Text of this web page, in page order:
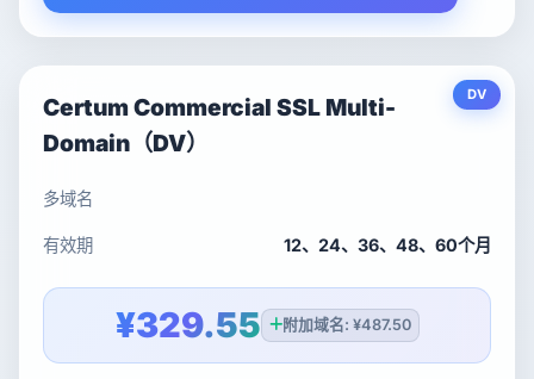
Certum Commercial SSL Multi-
Domain（DV）
DV
多域名
有效期 12、24、36、48、60个月
¥329.55 附加域名: ¥487.50